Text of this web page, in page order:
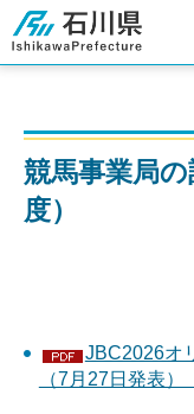
石川県
競馬事業局
度）
JBC2026オ
（7月27日発表）